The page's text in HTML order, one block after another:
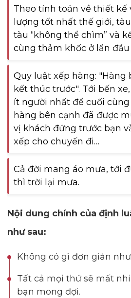
Theo tính toán về thiết kế
lượng tốt nhất thế giới,
tàu “không thể chìm” và
cùng thảm khốc ở lần đầu
Quy luật xếp hàng: "Hàng
kết thúc trước". Tới bến
ít người nhất để cuối
hàng bên cạnh đã được
vị khách đứng trước bạn
xếp cho chuyến đi…
Cả đời mang áo mưa, tới
thì trời lại mưa.
Nội dung chính của định
như sau:
Không có gì đơn giản
Tất cả mọi thứ sẽ mất
bạn mong đợi.